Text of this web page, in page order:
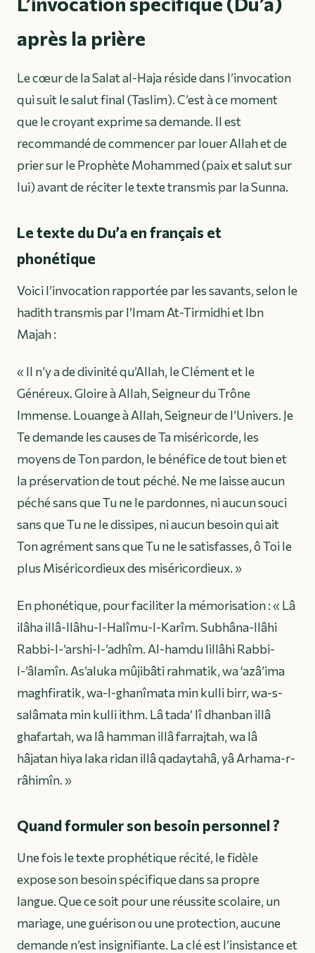
après la prière
Le cœur de la Salat al-Haja réside dans l’invocation
qui suit le salut final (Taslim). C’est à ce moment
que le croyant exprime sa demande. Il est
recommandé de commencer par louer Allah et de
prier sur le Prophète Mohammed (paix et salut sur
lui) avant de réciter le texte transmis par la Sunna.
Le texte du Du’a en français et
phonétique
Voici l’invocation rapportée par les savants, selon le
hadith transmis par l’Imam At-Tirmidhi et Ibn
Majah :
« Il n’y a de divinité qu’Allah, le Clément et le
Généreux. Gloire à Allah, Seigneur du Trône
Immense. Louange à Allah, Seigneur de l’Univers. Je
Te demande les causes de Ta miséricorde, les
moyens de Ton pardon, le bénéfice de tout bien et
la préservation de tout péché. Ne me laisse aucun
péché sans que Tu ne le pardonnes, ni aucun souci
sans que Tu ne le dissipes, ni aucun besoin qui ait
Ton agrément sans que Tu ne le satisfasses, ô Toi le
plus Miséricordieux des miséricordieux. »
En phonétique, pour faciliter la mémorisation :« Lâ
ilâha illâ-llâhu-l-Halîmu-l-Karîm. Subhâna-llâhi
Rabbi-l-’arshi-l-’adhîm. Al-hamdu lillâhi Rabbi-
l-’âlamîn. As’aluka mûjibâti rahmatik, wa ‘azâ’ima
maghfiratik, wa-l-ghanîmata min kulli birr, wa-s-
salâmata min kulli ithm. Lâ tada’ lî dhanban illâ
ghafartah, wa lâ hamman illâ farrajtah, wa lâ
hâjatan hiya laka ridan illâ qadaytahâ, yâ Arhama-r-
râhimîn. »
Quand formuler son besoin personnel ?
Une fois le texte prophétique récité, le fidèle
expose son besoin spécifique dans sa propre
langue. Que ce soit pour une réussite scolaire, un
mariage, une guérison ou une protection, aucune
demande n’est insignifiante. La clé est l’insistance et